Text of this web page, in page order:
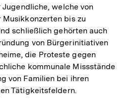
welche von
bis zu
schließlich gehörten auch
von Bürgerinitiativen
die Proteste gegen
kommunale Missstände
von Familien bei ihren
Tätigkeitsfeldern.